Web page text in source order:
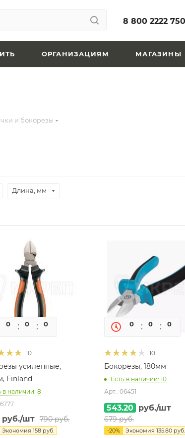
8 800 2222 750
ОРГАНИЗАЦИЯМ МАГАЗИНЫ
и бокорезы
Длина, мм
0 0 0
10
усиленные,
Finland
в наличии: 8
руб./шт 790руб.
Экономия158 руб.
0 0 0
10
Бокорезы, 180мм
Есть в наличии: 10
Арт.: 06451
543.20 руб./шт
679руб.
-20% Экономия 135.80руб.